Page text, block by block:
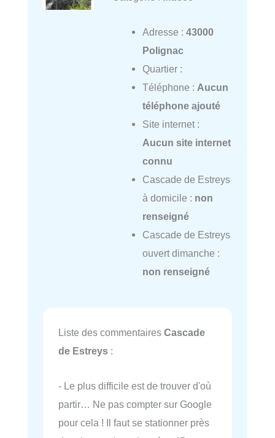
Adresse : 43000
Polignac
Quartier :
Téléphone : Aucun
téléphone ajouté
Site internet :
Aucun site internet
connu
Cascade de Estreys
à domicile : non
renseigné
Cascade de Estreys
ouvert dimanche :
non renseigné
Liste des commentaires Cascade
de Estreys :
- Le plus difficile est de trouver d'où
partir… Ne pas compter sur Google
pour cela ! Il faut se stationner près